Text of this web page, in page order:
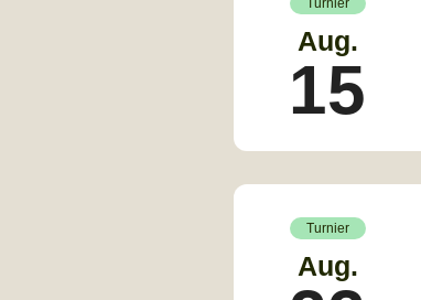
Aug.
15
Turnier
Aug.